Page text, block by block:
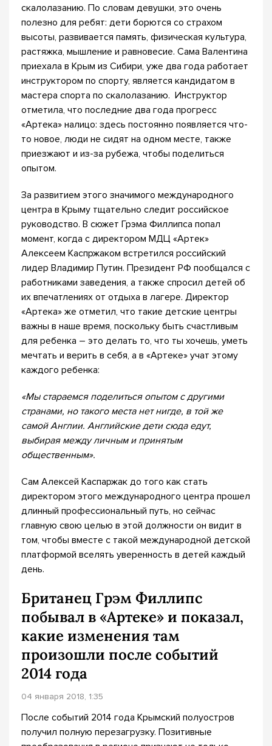
скалолазанию. По словам девушки, это очень
полезно для ребят: дети борются со страхом
высоты, развивается память, физическая культура,
растяжка, мышление и равновесие. Сама Валентина
приехала в Крым из Сибири, уже два года работает
инструктором по спорту, является кандидатом в
мастера спорта по скалолазанию. Инструктор
отметила, что последние два года прогресс
«Артека» налицо: здесь постоянно появляется что-
то новое, люди не сидят на одном месте, также
приезжают и из-за рубежа, чтобы поделиться
опытом.
За развитием этого значимого международного
центра в Крыму тщательно следит российское
руководство. В сюжет Грэма Филлипса попал
момент, когда с директором МДЦ «Артек»
Алексеем Каспржаком встретился российский
лидер Владимир Путин. Президент РФ пообщался с
работниками заведения, а также спросил детей об
их впечатлениях от отдыха в лагере. Директор
«Артека» же отметил, что такие детские центры
важны в наше время, поскольку быть счастливым
для ребенка – это делать то, что ты хочешь, уметь
мечтать и верить в себя, а в «Артеке» учат этому
каждого ребенка:
«Мы стараемся поделиться опытом с другими
странами, но такого места нет нигде, в той же
самой Англии. Английские дети сюда едут,
выбирая между личным и принятым
общественным».
Сам Алексей Каспаржак до того как стать
директором этого международного центра прошел
длинный профессиональный путь, но сейчас
главную свою целью в этой должности он видит в
том, чтобы вместе с такой международной детской
платформой вселять уверенность в детей каждый
день.
Британец Грэм Филлипс
побывал в «Артеке» и показал,
какие изменения там
произошли после событий
2014 года
04 января 2018, 1:35
После событий 2014 года Крымский полуостров
получил полную перезагрузку. Позитивные